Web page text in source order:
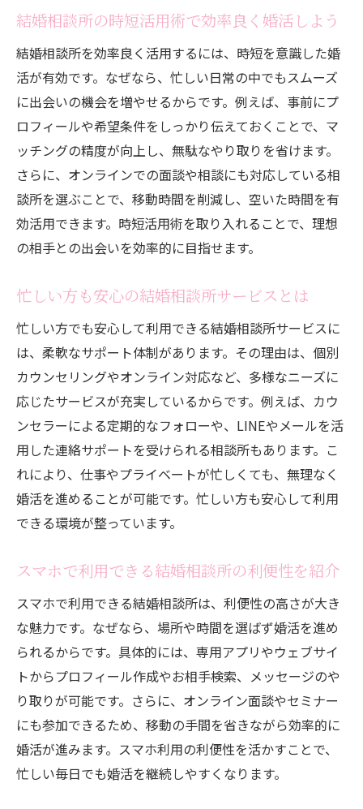
結婚相談所の時短活用術で効率良く婚活しよう
結婚相談所を効率良く活用するには、時短を意識した婚
活が有効です。なぜなら、忙しい日常の中でもスムーズ
に出会いの機会を増やせるからです。例えば、事前にプ
ロフィールや希望条件をしっかり伝えておくことで、マ
ッチングの精度が向上し、無駄なやり取りを省けます。
さらに、オンラインでの面談や相談にも対応している相
談所を選ぶことで、移動時間を削減し、空いた時間を有
効活用できます。時短活用術を取り入れることで、理想
の相手との出会いを効率的に目指せます。
忙しい方も安心の結婚相談所サービスとは
忙しい方でも安心して利用できる結婚相談所サービスに
は、柔軟なサポート体制があります。その理由は、個別
カウンセリングやオンライン対応など、多様なニーズに
応じたサービスが充実しているからです。例えば、カウ
ンセラーによる定期的なフォローや、LINEやメールを活
用した連絡サポートを受けられる相談所もあります。こ
れにより、仕事やプライベートが忙しくても、無理なく
婚活を進めることが可能です。忙しい方も安心して利用
できる環境が整っています。
スマホで利用できる結婚相談所の利便性を紹介
スマホで利用できる結婚相談所は、利便性の高さが大き
な魅力です。なぜなら、場所や時間を選ばず婚活を進め
られるからです。具体的には、専用アプリやウェブサイ
トからプロフィール作成やお相手検索、メッセージのや
り取りが可能です。さらに、オンライン面談やセミナー
にも参加できるため、移動の手間を省きながら効率的に
婚活が進みます。スマホ利用の利便性を活かすことで、
忙しい毎日でも婚活を継続しやすくなります。